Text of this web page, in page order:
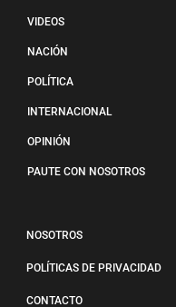
VIDEOS
NACIÓN
POLÍTICA
INTERNACIONAL
OPINIÓN
PAUTE CON NOSOTROS
NOSOTROS
POLÍTICAS DE PRIVACIDAD
CONTACTO